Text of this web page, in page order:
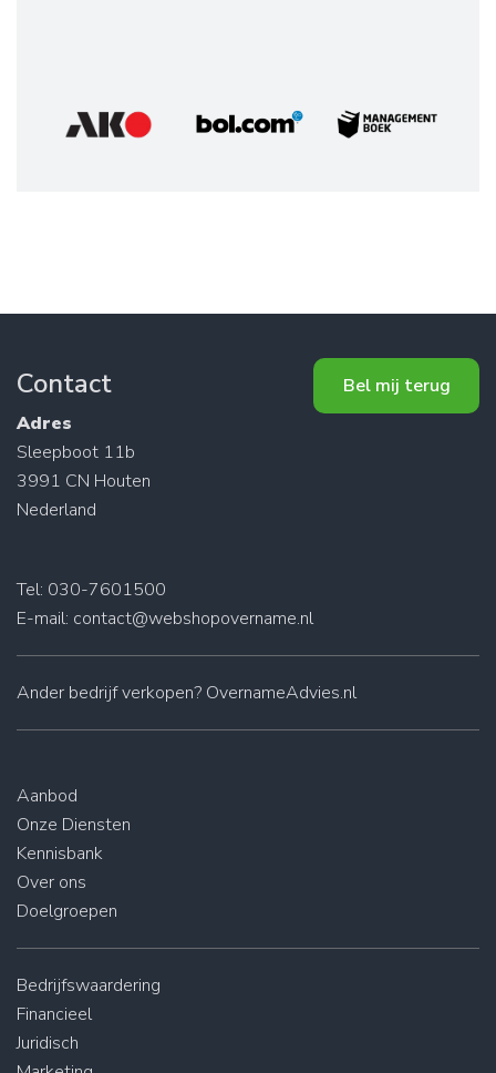
Contact
Adres
Sleepboot 11b
3991 CN Houten
Nederland
Bel mij terug
Tel: 030-7601500
E-mail: contact@webshopovername.nl
Ander bedrijf verkopen? OvernameAdvies.nl
Aanbod
Onze Diensten
Kennisbank
Over ons
Doelgroepen
Bedrijfswaardering
Financieel
Juridisch